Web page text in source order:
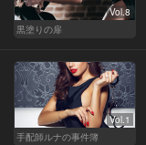
Vol.8
黒塗りの扉
Vol.1
手配師ルナの事件簿